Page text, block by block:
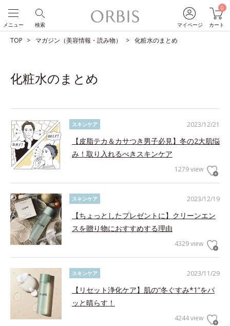
マイページ
0
カート
検索
メニュー
TOP マガジン（美容情報・読み物） 化粧水のまとめ
化粧水のまとめ
2023/12/21
スキンケア
【皮脂テカ＆カサつき男子必見】冬の2大肌悩
み！取り入れるべきスキンケア
1279 view
2023/12/19
スキンケア
【ちょっとしたプレゼントに】クリーンエン
スを贈り物におすすめする理由
4329 view
2023/11/29
スキンケア
【リセット浄化ケア】肌の“冬ぐすみ*1”をパ
ッと晴らす！
4244 view